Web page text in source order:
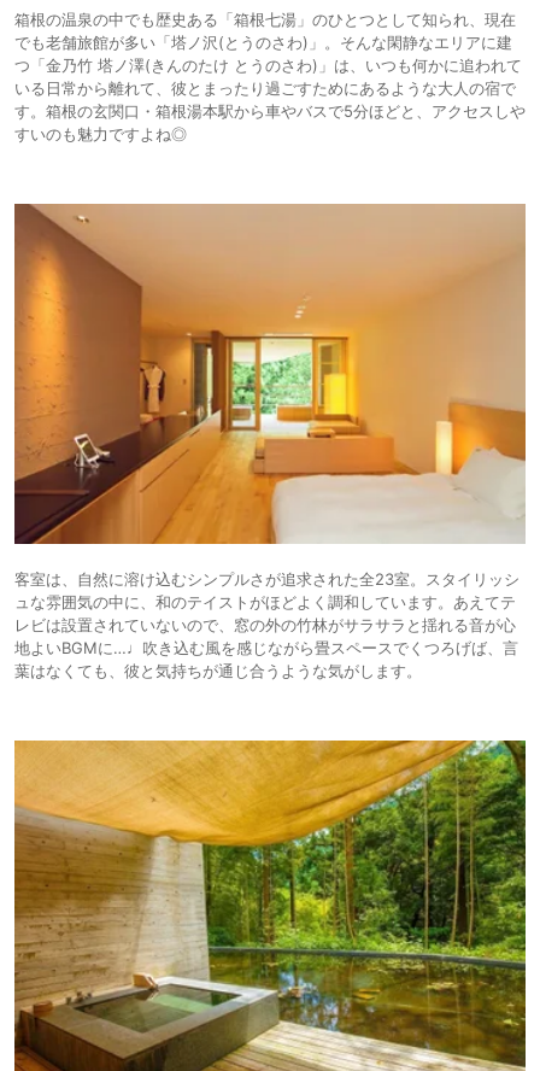
箱根の温泉の中でも歴史ある「箱根七湯」のひとつとして知られ、現在
でも老舗旅館が多い「塔ノ沢(とうのさわ)」。そんな閑静なエリアに建
つ「金乃竹 塔ノ澤(きんのたけ とうのさわ)」は、いつも何かに追われて
いる日常から離れて、彼とまったり過ごすためにあるような大人の宿で
す。箱根の玄関口・箱根湯本駅から車やバスで5分ほどと、アクセスしや
すいのも魅力ですよね◎
客室は、自然に溶け込むシンプルさが追求された全23室。スタイリッシ
ュな雰囲気の中に、和のテイストがほどよく調和しています。あえてテ
レビは設置されていないので、窓の外の竹林がサラサラと揺れる音が心
地よいBGMに…♩吹き込む風を感じながら畳スペースでくつろげば、言
葉はなくても、彼と気持ちが通じ合うような気がします。